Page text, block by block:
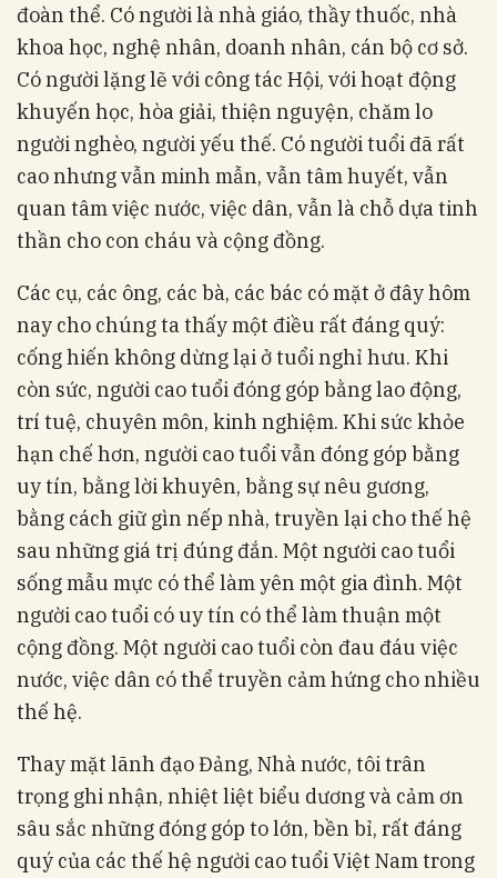
đoàn thể. Có người là nhà giáo, thầy thuốc, nhà
khoa học, nghệ nhân, doanh nhân, cán bộ cơ sở.
Có người lặng lẽ với công tác Hội, với hoạt động
khuyến học, hòa giải, thiện nguyện, chăm lo
người nghèo, người yếu thế. Có người tuổi đã rất
cao nhưng vẫn minh mẫn, vẫn tâm huyết, vẫn
quan tâm việc nước, việc dân, vẫn là chỗ dựa tinh
thần cho con cháu và cộng đồng.
Các cụ, các ông, các bà, các bác có mặt ở đây hôm
nay cho chúng ta thấy một điều rất đáng quý:
cống hiến không dừng lại ở tuổi nghỉ hưu. Khi
còn sức, người cao tuổi đóng góp bằng lao động,
trí tuệ, chuyên môn, kinh nghiệm. Khi sức khỏe
hạn chế hơn, người cao tuổi vẫn đóng góp bằng
uy tín, bằng lời khuyên, bằng sự nêu gương,
bằng cách giữ gìn nếp nhà, truyền lại cho thế hệ
sau những giá trị đúng đắn. Một người cao tuổi
sống mẫu mực có thể làm yên một gia đình. Một
người cao tuổi có uy tín có thể làm thuận một
cộng đồng. Một người cao tuổi còn đau đáu việc
nước, việc dân có thể truyền cảm hứng cho nhiều
thế hệ.
Thay mặt lãnh đạo Đảng, Nhà nước, tôi trân
trọng ghi nhận, nhiệt liệt biểu dương và cảm ơn
sâu sắc những đóng góp to lớn, bền bỉ, rất đáng
quý của các thế hệ người cao tuổi Việt Nam trong